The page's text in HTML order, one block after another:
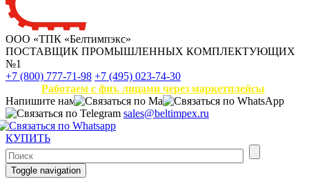
ООО «ТПК «Белтимпэкс»
ПОСТАВЩИК ПРОМЫШЛЕННЫХ КОМПЛЕКТУЮЩИХ
№1
+7 (800) 777-71-98 +7 (495) 023-74-30
Работаем с физ. лицами через маркетплейсы
Напишите нам
sales@beltimpex.ru
КУПИТЬ
Toggle navigation